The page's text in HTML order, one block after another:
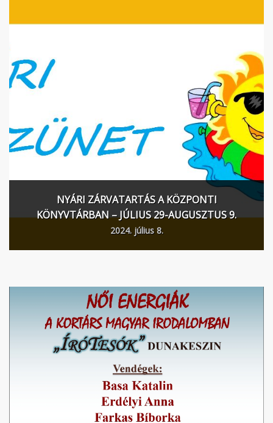
NYÁRI ZÁRVATARTÁS A KÖZPONTI
KÖNYVTÁRBAN – JÚLIUS 29-AUGUSZTUS 9.
2024. július 8.